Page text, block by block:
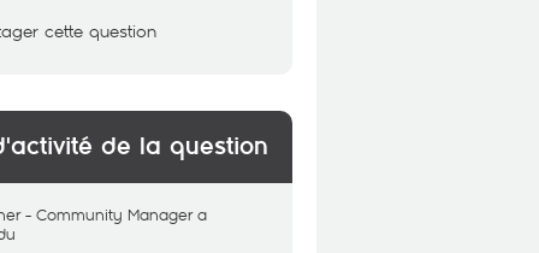
cette question
de la question
- Community Manager a